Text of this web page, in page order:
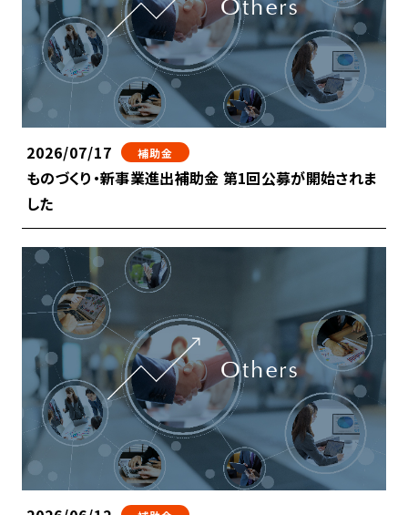
2026/07/17 補助金
ものづくり・新事業進出補助金 第1回公募が開始されま
した